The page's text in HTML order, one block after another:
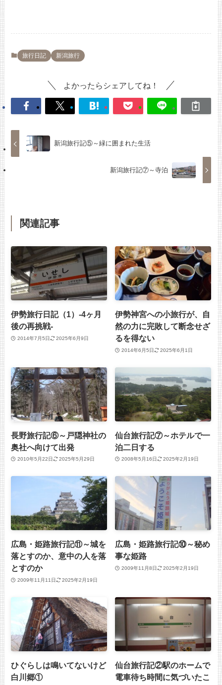
旅行日記 新潟旅行
よかったらシェアしてね！
新潟旅行記⑤～緑に囲まれた生活
新潟旅行記⑦～寺泊
関連記事
伊勢旅行日記（1）-4ヶ月
後の再挑戦-
2014年7月5日 2025年6月9日
伊勢神宮への小旅行が、自
然の力に完敗して断念せざ
るを得ない
2014年6月5日 2025年6月1日
長野旅行記⑥～戸隠神社の
奥社へ向けて出発
2010年5月22日 2025年5月29日
仙台旅行記⑦～ホテルで一
泊二日する
2008年5月16日 2025年2月19日
広島・姫路旅行記⑪～城を
落とすのか、意中の人を落
とすのか
2009年11月11日 2025年2月19日
広島・姫路旅行記⑩～秘め
事な姫路
2009年11月8日 2025年2月19日
ひぐらしは鳴いてないけど
白川郷①
仙台旅行記②駅のホームで
電車待ち時間に気づいたこ